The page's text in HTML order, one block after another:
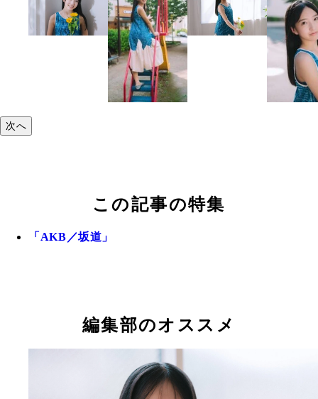
次へ
この記事の特集
「AKB／坂道」
編集部のオススメ